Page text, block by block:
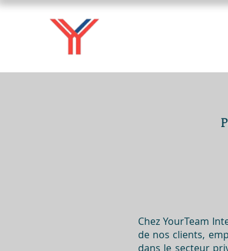
Chez YourTeam
de nos clients,
dans le secteur